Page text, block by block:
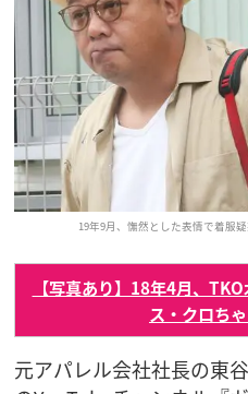
19年9月、憮然とした表情で着服
【写真あり】18年4月、
ス・クロち
元アパレル会社社長の東